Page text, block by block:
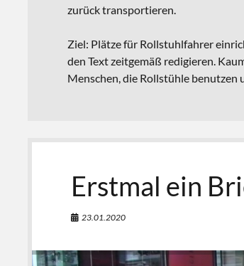
zurück transportieren.
Ziel: Plätze für Rollstuhlfahrer
den Text zeitgemäß redigieren.
Menschen, die Rollstühle benutzen
Erstmal ein
23.01.2020